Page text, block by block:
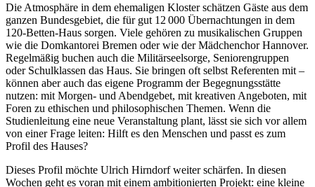
Die Atmosphäre in dem ehemaligen Kloster schätzen Gäste aus dem
ganzen Bundesgebiet, die für gut 12 000 Übernachtungen in dem
120-Betten-Haus sorgen. Viele gehören zu musikalischen Gruppen
wie die Domkantorei Bremen oder wie der Mädchenchor Hannover.
Regelmäßig buchen auch die Militärseelsorge, Seniorengruppen
oder Schulklassen das Haus. Sie bringen oft selbst Referenten mit –
können aber auch das eigene Programm der Begegnungsstätte
nutzen: mit Morgen- und Abendgebet, mit kreativen Angeboten, mit
Foren zu ethischen und philosophischen Themen. Wenn die
Studienleitung eine neue Veranstaltung plant, lässt sie sich vor allem
von einer Frage leiten: Hilft es den Menschen und passt es zum
Profil des Hauses?
Dieses Profil möchte Ulrich Hirndorf weiter schärfen. In diesen
Wochen geht es voran mit einem ambitionierten Projekt: eine kleine